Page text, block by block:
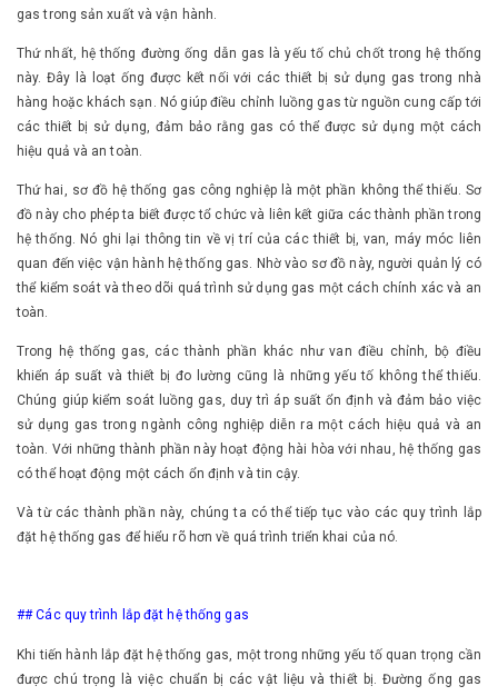
gas trong sản xuất và vận hành.
Thứ nhất, hệ thống đường ống dẫn gas là yếu tố chủ chốt trong hệ thống
này. Đây là loạt ống được kết nối với các thiết bị sử dụng gas trong nhà
hàng hoặc khách sạn. Nó giúp điều chỉnh luồng gas từ nguồn cung cấp tới
các thiết bị sử dụng, đảm bảo rằng gas có thể được sử dụng một cách
hiệu quả và an toàn.
Thứ hai, sơ đồ hệ thống gas công nghiệp là một phần không thể thiếu. Sơ
đồ này cho phép ta biết được tổ chức và liên kết giữa các thành phần trong
hệ thống. Nó ghi lại thông tin về vị trí của các thiết bị, van, máy móc liên
quan đến việc vận hành hệ thống gas. Nhờ vào sơ đồ này, người quản lý có
thể kiểm soát và theo dõi quá trình sử dụng gas một cách chính xác và an
toàn.
Trong hệ thống gas, các thành phần khác như van điều chỉnh, bộ điều
khiển áp suất và thiết bị đo lường cũng là những yếu tố không thể thiếu.
Chúng giúp kiểm soát luồng gas, duy trì áp suất ổn định và đảm bảo việc
sử dụng gas trong ngành công nghiệp diễn ra một cách hiệu quả và an
toàn. Với những thành phần này hoạt động hài hòa với nhau, hệ thống gas
có thể hoạt động một cách ổn định và tin cậy.
Và từ các thành phần này, chúng ta có thể tiếp tục vào các quy trình lắp
đặt hệ thống gas để hiểu rõ hơn về quá trình triển khai của nó.
## Các quy trình lắp đặt hệ thống gas
Khi tiến hành lắp đặt hệ thống gas, một trong những yếu tố quan trọng cần
được chú trọng là việc chuẩn bị các vật liệu và thiết bị. Đường ống gas